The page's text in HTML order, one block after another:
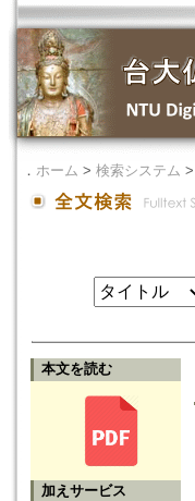
． ホーム > 検索システム >
本文を読む
加えサービス